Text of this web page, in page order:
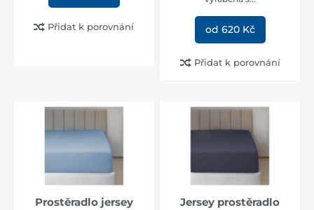
Přidat k porovnání od 620 Kč
Přidat k porovnání
Prostěradlo jersey
Jersey prostěradlo